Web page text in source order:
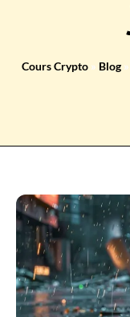
Cours Crypto » Blog »